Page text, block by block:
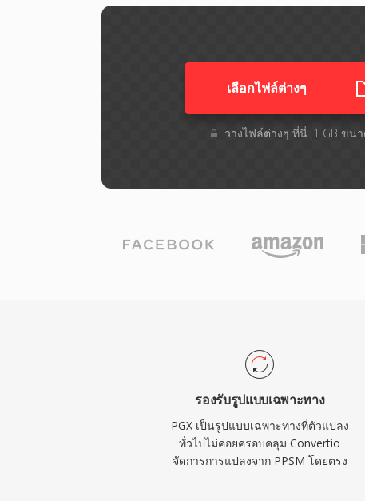
เลือกไฟล์ต่างๆ​
วางไฟล์ต่างๆ​ ที่นี่. 1 GB ขน
รองรับรูปแบบเฉพาะทาง
PGX เป็นรูปแบบเฉพาะทางที่ตัวแปลง
ทั่วไปไม่ค่อยครอบคลุม Convertio
จัดการการแปลงจาก PPSM โดยตรง